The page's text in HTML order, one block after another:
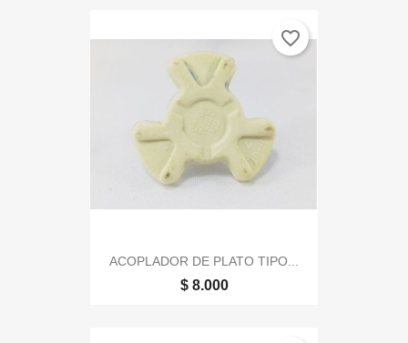
ACOPLADOR DE PLATO TIPO...
$ 8.000
favorite_border